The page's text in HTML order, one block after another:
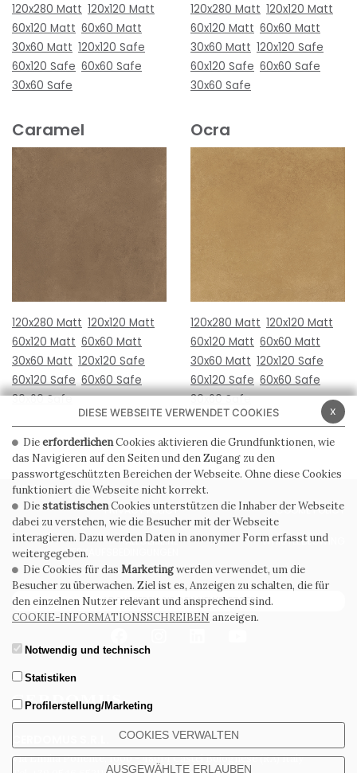
120x280 Matt 120x120 Matt
60x120 Matt 60x60 Matt
30x60 Matt 120x120 Safe
60x120 Safe 60x60 Safe
30x60 Safe
120x280 Matt 120x120 Matt
60x120 Matt 60x60 Matt
30x60 Matt 120x120 Safe
60x120 Safe 60x60 Safe
30x60 Safe
Caramel
120x280 Matt 120x120 Matt
60x120 Matt 60x60 Matt
30x60 Matt 120x120 Safe
60x120 Safe 60x60 Safe
30x60 Safe
Ocra
120x280 Matt 120x120 Matt
60x120 Matt 60x60 Matt
30x60 Matt 120x120 Safe
60x120 Safe 60x60 Safe
30x60 Safe
Via Emilia Ponente, 1000 - 48014 Castel Bolognese (RA) Italy
PRIVACY POLICY COOKIE POLICY
ALLGEMEINE
VERKAUFSBEDINGUNGEN
WHISTLEBLOWING
ABONNIEREN SIE DEN NEWSLETTER
x
DIESE WEBSEITE VERWENDET COOKIES
DieerforderlichenCookies aktivieren die Grundfunktionen, wie
das Navigieren auf den Seiten und den Zugang zu den
passwortgeschützten Bereichen der Webseite. Ohne diese Cookies
funktioniert die Webseite nicht korrekt.
DiestatistischenCookies unterstützen die Inhaber der Webseite
dabei zu verstehen, wie die Besucher mit der Webseite
interagieren. Dazu werden Daten in anonymer Form erfasst und
weitergegeben.
Die Cookies für das Marketingwerden verwendet, um die
Besucher zu überwachen. Ziel ist es, Anzeigen zu schalten, die für
den einzelnen Nutzer relevant und ansprechend sind.
COOKIE-INFORMATIONSSCHREIBEN anzeigen.
Notwendig und technisch
Statistiken
Profilerstellung/Marketing
COOKIES VERWALTEN
AUSGEWÄHLTE ERLAUBEN